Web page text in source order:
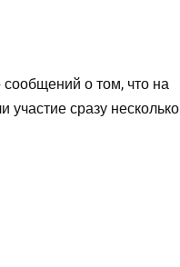
сообщений о том, что на
сразу несколько